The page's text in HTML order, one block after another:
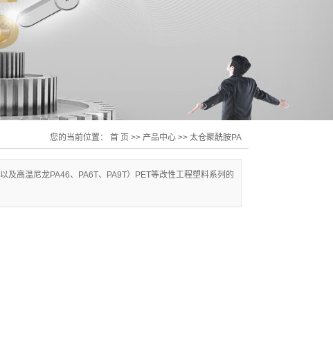
您的当前位置： 首 页 >> 产品中心 >> 太仓聚酰胺PA
及高温尼龙PA46、PA6T、PA9T）PET等改性工程塑料系列的